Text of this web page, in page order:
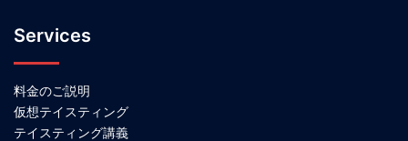
Services
料金のご説明
仮想テイスティング
テイスティング講義